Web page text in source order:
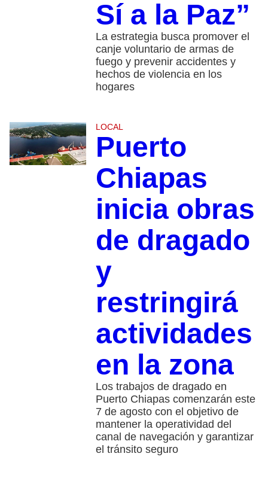
Sí a la Paz”
La estrategia busca promover el
canje voluntario de armas de
fuego y prevenir accidentes y
hechos de violencia en los
hogares
LOCAL
Puerto
Chiapas
inicia obras
de dragado
y
restringirá
actividades
en la zona
Los trabajos de dragado en
Puerto Chiapas comenzarán este
7 de agosto con el objetivo de
mantener la operatividad del
canal de navegación y garantizar
el tránsito seguro